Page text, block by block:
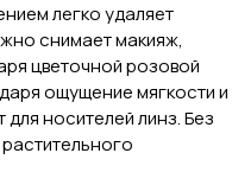
легко удаляет
снимает макияж,
цветочной розовой
ощущение мягкости и
носителей линз. Без